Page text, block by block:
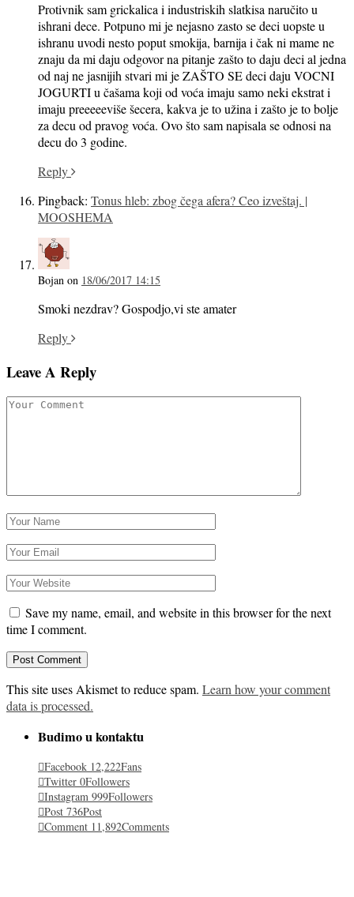
Protivnik sam grickalica i industriskih slatkisa naručito u
ishrani dece. Potpuno mi je nejasno zasto se deci uopste u
ishranu uvodi nesto poput smokija, barnija i čak ni mame ne
znaju da mi daju odgovor na pitanje zašto to daju deci al jedna
od naj ne jasnijih stvari mi je ZAŠTO SE deci daju VOCNI
JOGURTI u čašama koji od voća imaju samo neki ekstrat i
imaju preeeeeviše šecera, kakva je to užina i zašto je to bolje
za decu od pravog voća. Ovo što sam napisala se odnosi na
decu do 3 godine.
Reply
Pingback: Tonus hleb: zbog čega afera? Ceo izveštaj. |
MOOSHEMA
Bojan on 18/06/2017 14:15
Smoki nezdrav? Gospodjo,vi ste amater
Reply
Leave A Reply
Save my name, email, and website in this browser for the next
time I comment.
This site uses Akismet to reduce spam. Learn how your comment
data is processed.
Budimo u kontaktu
Facebook 12,222Fans
Twitter 0Followers
Instagram 999Followers
Post 736Post
Comment 11,892Comments